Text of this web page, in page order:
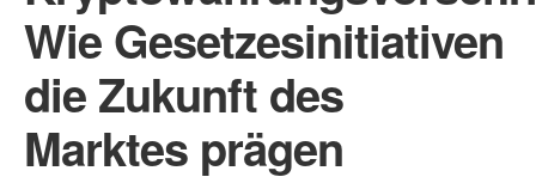
Wie Gesetzesinitiativen
die Zukunft des
Marktes prägen